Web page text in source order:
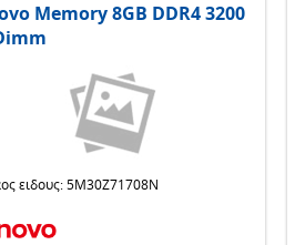
Memory 8GB DDR4 3200
ειδους: 5M30Z71708N